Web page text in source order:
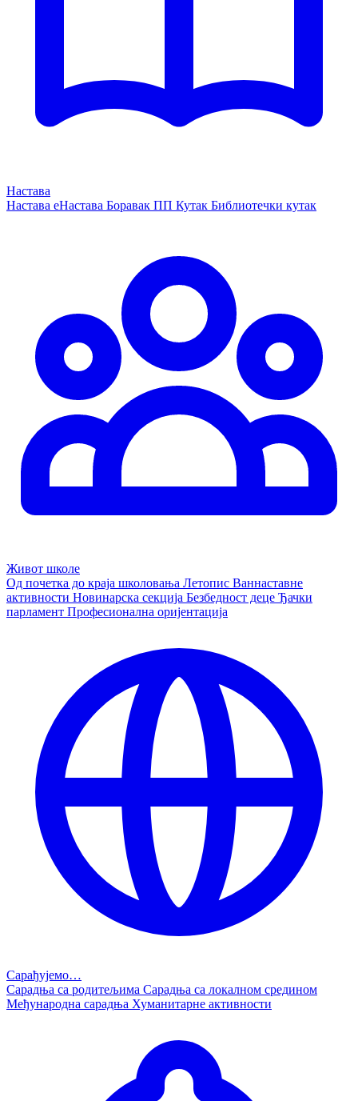
Настава
Настава еНастава Боравак ПП Кутак Библиотечки кутак
Живот школе
Од почетка до краја школовања Летопис Ваннаставне
активности Новинарска секција Безбедност деце Ђачки
парламент Професионална оријентација
Сарађујемо…
Сарадња са родитељима Сарадња са локалном средином
Међународна сарадња Хуманитарне активности